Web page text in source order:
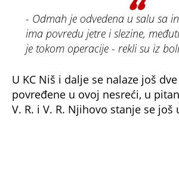
- Odmah je odvedena u salu sa
ima povredu jetre i slezine,
je tokom operacije - rekli su iz
U KC Niš i dalje se nalaze još
povređene u ovoj nesreći, u
V. R. i V. R. Njihovo stanje se još